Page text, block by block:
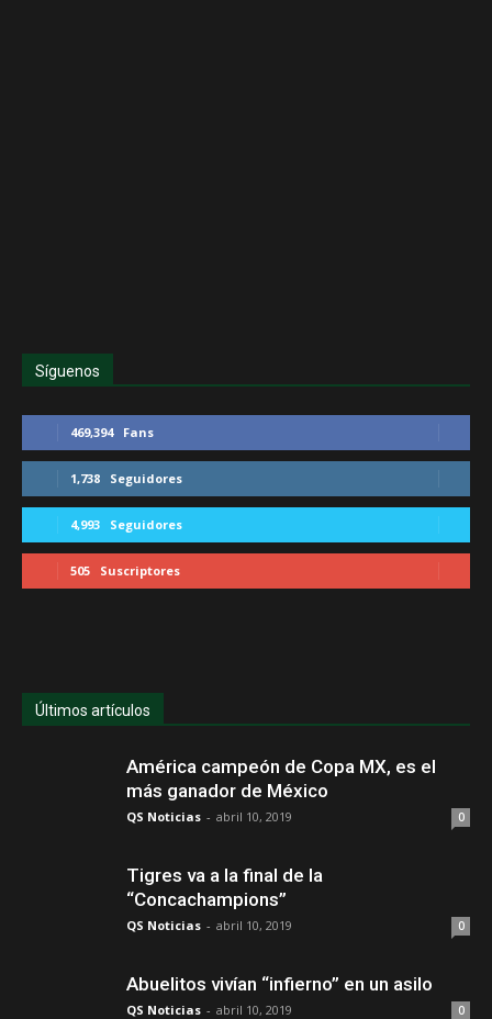
Síguenos
469,394 Fans
1,738 Seguidores
4,993 Seguidores
505 Suscriptores
Últimos artículos
América campeón de Copa MX, es el
más ganador de México
QS Noticias - abril 10, 2019 0
Tigres va a la final de la
“Concachampions”
QS Noticias - abril 10, 2019 0
Abuelitos vivían “infierno” en un asilo
QS Noticias - abril 10, 2019 0